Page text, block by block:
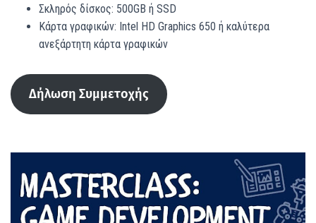
Σκληρός δίσκος: 500GB ή SSD
Κάρτα γραφικών: Intel HD Graphics 650 ή καλύτερα
ανεξάρτητη κάρτα γραφικών
Δήλωση Συμμετοχής